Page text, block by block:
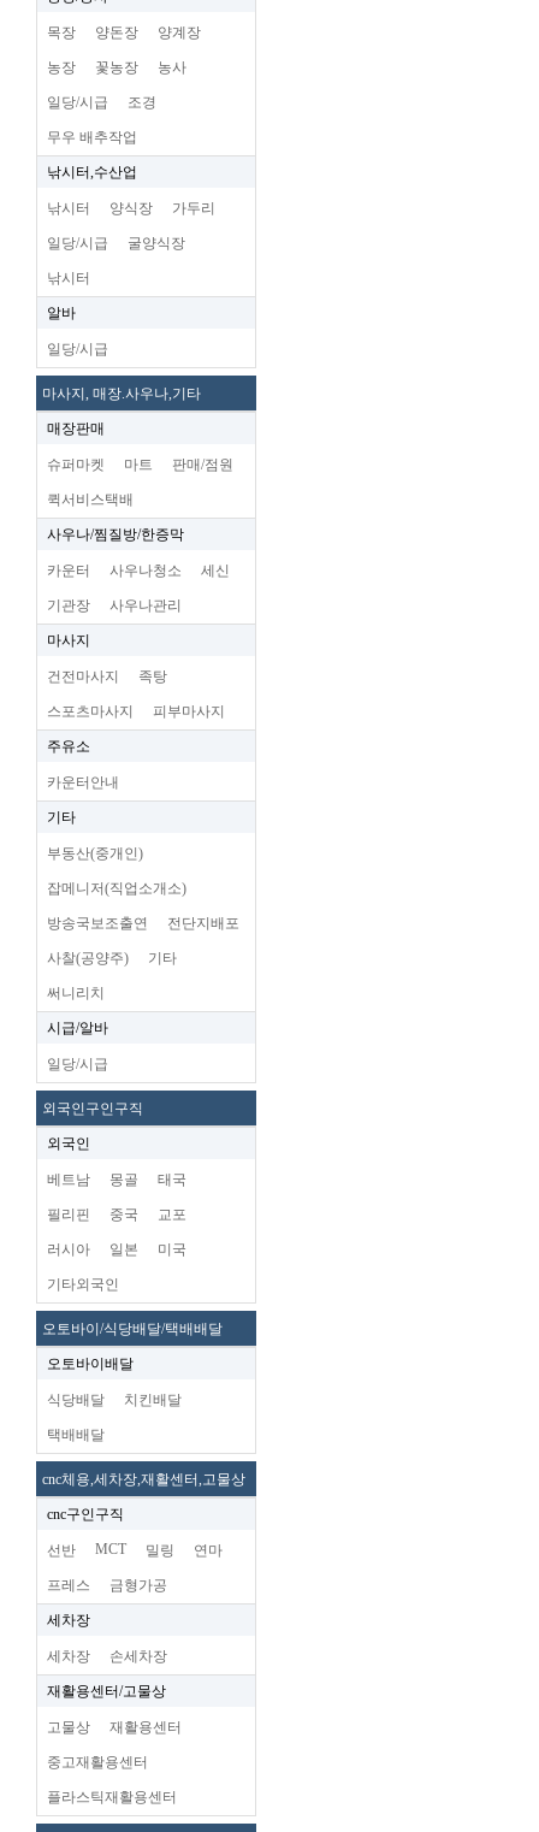
목장 양돈장 양계장
농장 꽃농장 농사
일당/시급 조경
무우 배추작업
낚시터,수산업
낚시터 양식장 가두리
일당/시급 굴양식장
낚시터
알바
일당/시급
마사지, 매장.사우나,기타
매장판매
슈퍼마켓 마트 판매/점원
퀵서비스택배
사우나/찜질방/한증막
카운터 사우나청소 세신
기관장 사우나관리
마사지
건전마사지 족탕
스포츠마사지 피부마사지
주유소
카운터안내
기타
부동산(중개인)
잡메니저(직업소개소)
방송국보조출연 전단지배포
사찰(공양주) 기타
써니리치
시급/알바
일당/시급
외국인구인구직
외국인
베트남 몽골 태국
필리핀 중국 교포
러시아 일본 미국
기타외국인
오토바이/식당배달/택배배달
오토바이배달
식당배달 치킨배달
택배배달
cnc체용,세차장,재활센터,고물상
cnc구인구직
선반 MCT 밀링 연마
프레스 금형가공
세차장
세차장 손세차장
재활용센터/고물상
고물상 재활용센터
중고재활용센터
플라스틱재활용센터